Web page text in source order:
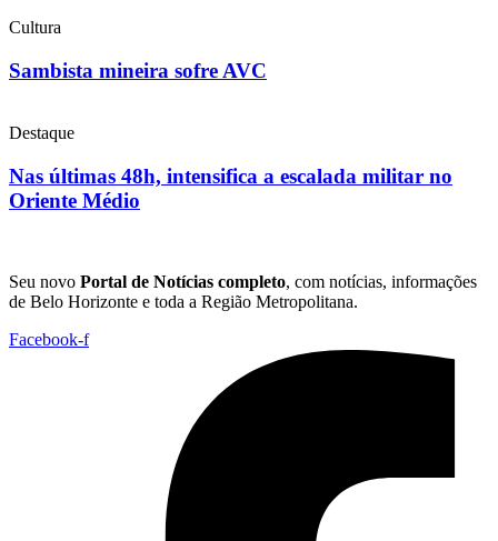
Cultura
Sambista mineira sofre AVC
Destaque
Nas últimas 48h, intensifica a escalada militar no
Oriente Médio
Seu novo Portal de Notícias completo, com notícias, informações
de Belo Horizonte e toda a Região Metropolitana.
Facebook-f